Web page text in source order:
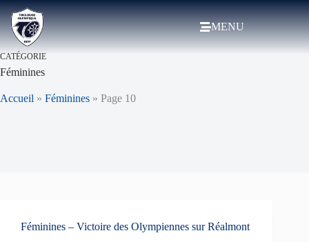
MENU
CATÉGORIE
Féminines
Accueil » Féminines » Page 10
Féminines – Victoire des Olympiennes sur Réalmont